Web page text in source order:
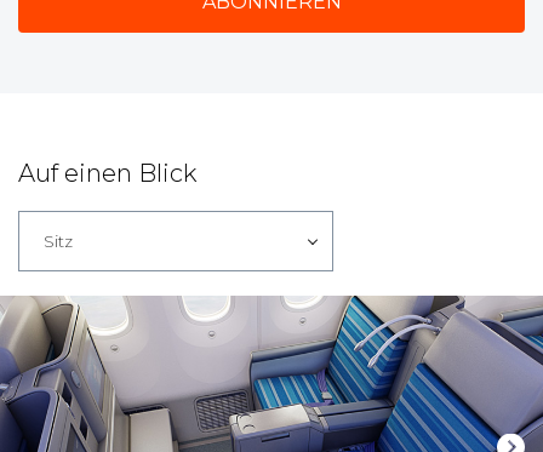
Auf einen Blick
Sitz